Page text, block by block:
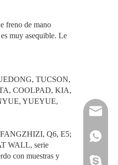
freno de mano
muy asequible. Le
TUCSON,
COOLPAD, KIA,
YUEYUE,
Q6, E5;
WALL, serie
con muestras y